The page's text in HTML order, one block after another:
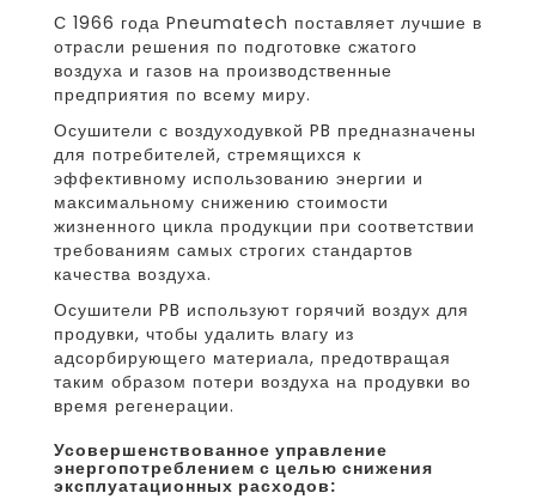
С 1966 года Pneumatech поставляет лучшие в
отрасли решения по подготовке сжатого
воздуха и газов на производственные
предприятия по всему миру.
Осушители с воздуходувкой PB предназначены
для потребителей, стремящихся к
эффективному использованию энергии и
максимальному снижению стоимости
жизненного цикла продукции при соответствии
требованиям самых строгих стандартов
качества воздуха.
Осушители PB используют горячий воздух для
продувки, чтобы удалить влагу из
адсорбирующего материала, предотвращая
таким образом потери воздуха на продувки во
время регенерации.
усовершенствованное управление
энергопотреблением с целью снижения
эксплуатационных расходов: